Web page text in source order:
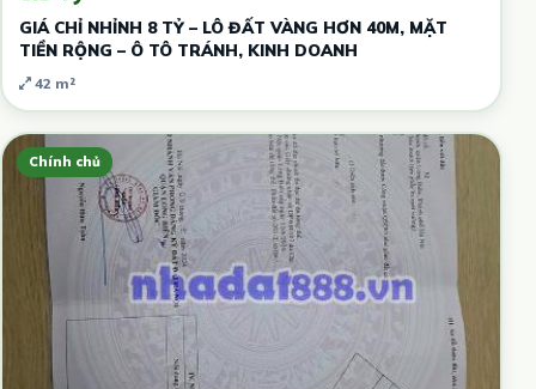
GIÁ CHỈ NHỈNH 8 TỶ – LÔ ĐẤT VÀNG HƠN 40M, MẶT
TIỀN RỘNG – Ô TÔ TRÁNH, KINH DOANH
42 m²
Chính chủ